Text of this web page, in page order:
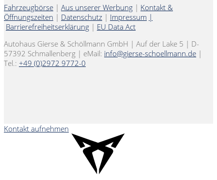
Fahrzeugbörse | Aus unserer Werbung | Kontakt &
Öffnungszeiten | Datenschutz | Impressum |
Barrierefreiheitserklärung | EU Data Act
Autohaus Gierse & Schöllmann GmbH | Auf der Lake 5 | D-
57392 Schmallenberg | eMail: info@gierse-schoellmann.de |
Tel.: +49 (0)2972 9772-0
Kontakt aufnehmen